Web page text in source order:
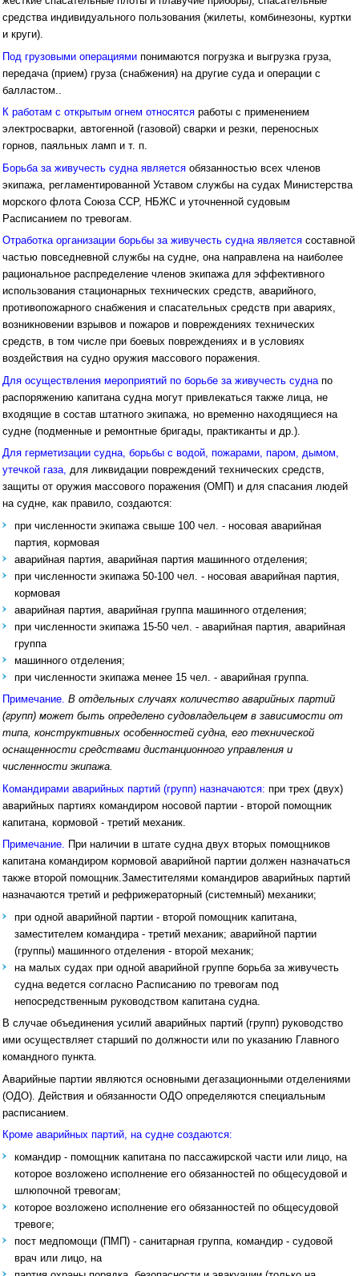
средства индивидуального пользования (жилеты, комбинезоны, куртки
и круги).
Под грузовыми операциями понимаются погрузка и выгрузка груза,
передача (прием) груза (снабжения) на другие суда и операции с
балластом..
К работам с открытым огнем относятся работы с применением
электросварки, автогенной (газовой) сварки и резки, переносных
горнов, паяльных ламп и т. п.
Борьба за живучесть судна является обязанностью всех членов
экипажа, регламентированной Уставом службы на судах Министерства
морского флота Союза ССР, НБЖС и уточненной судовым
Расписанием по тревогам.
Отработка организации борьбы за живучесть судна является составной
частью повседневной службы на судне, она направлена на наиболее
рациональное распределение членов экипажа для эффективного
использования стационарных технических средств, аварийного,
противопожарного снабжения и спасательных средств при авариях,
возникновении взрывов и пожаров и повреждениях технических
средств, в том числе при боевых повреждениях и в условиях
воздействия на судно оружия массового поражения.
Для осуществления мероприятий по борьбе за живучесть судна по
распоряжению капитана судна могут привлекаться также лица, не
входящие в состав штатного экипажа, но временно находящиеся на
судне (подменные и ремонтные бригады, практиканты и др.).
Для герметизации судна, борьбы с водой, пожарами, паром, дымом,
утечкой газа, для ликвидации повреждений технических средств,
защиты от оружия массового поражения (ОМП) и для спасания людей
на судне, как правило, создаются:
при численности экипажа свыше 100 чел. - носовая аварийная
партия, кормовая
аварийная партия, аварийная партия машинного отделения;
при численности экипажа 50-100 чел. - носовая аварийная партия,
кормовая
аварийная партия, аварийная группа машинного отделения;
при численности экипажа 15-50 чел. - аварийная партия, аварийная
группа
машинного отделения;
при численности экипажа менее 15 чел. - аварийная группа.
Примечание. В отдельных случаях количество аварийных партий
(групп) может быть определено судовладельцем в зависимости от
типа, конструктивных особенностей судна, его технической
оснащенности средствами дистанционного управления и
численности экипажа.
Командирами аварийных партий (групп) назначаются: при трех (двух)
аварийных партиях командиром носовой партии - второй помощник
капитана, кормовой - третий механик.
Примечание. При наличии в штате судна двух вторых помощников
капитана командиром кормовой аварийной партии должен назначаться
также второй помощник.Заместителями командиров аварийных партий
назначаются третий и рефрижераторный (системный) механики;
при одной аварийной партии - второй помощник капитана,
заместителем командира - третий механик; аварийной партии
(группы) машинного отделения - второй механик;
на малых судах при одной аварийной группе борьба за живучесть
судна ведется согласно Расписанию по тревогам под
непосредственным руководством капитана судна.
В случае объединения усилий аварийных партий (групп) руководство
ими осуществляет старший по должности или по указанию Главного
командного пункта.
Аварийные партии являются основными дегазационными отделениями
(ОДО). Действия и обязанности ОДО определяются специальным
расписанием.
Кроме аварийных партий, на судне создаются:
командир - помощник капитана по пассажирской части или лицо, на
которое возложено исполнение его обязанностей по общесудовой и
шлюпочной тревогам;
которое возложено исполнение его обязанностей по общесудовой
тревоге;
пост медпомощи (ПМП) - санитарная группа, командир - судовой
врач или лицо, на